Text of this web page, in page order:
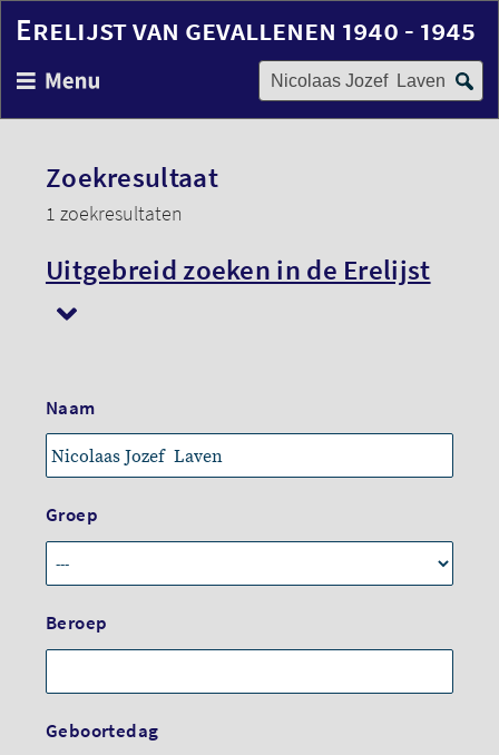
en
inhoud
Erelijst van gevallenen 1940 - 1945
Zoek op naam
Zoekresultaat
1 zoekresultaten
Uitgebreid zoeken in de Erelijst
Naam
Groep
Beroep
Geboortedag